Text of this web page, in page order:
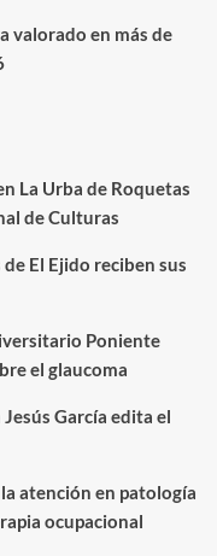
valorado en más de
La Urba de Roquetas
de Culturas
El Ejido reciben sus
Poniente
el glaucoma
García edita el
atención en patología
ocupacional